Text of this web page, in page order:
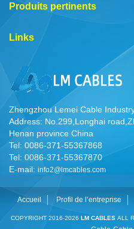
Produits pertinents
Links
Zhengzhou Lemei Cable
Address: No.299,Longhai
Henan province China
Tel: 0086-371-55367868
Tel: 0086-371-55367870
E-mail: info2@lmcables.com
Accueil Profil de l’entreprise
COPYRIGHT 2016-2026 LM CABLES ALL